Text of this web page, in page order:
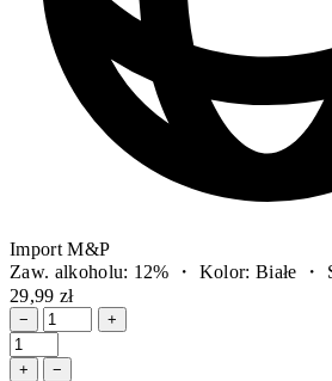
Import M&P
Zaw. alkoholu: 12% ・ Kolor: Białe ・
29,99 zł
− +
+ −